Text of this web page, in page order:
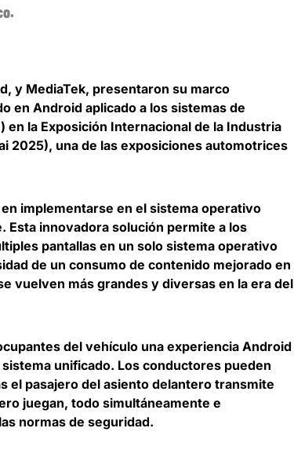
y MediaTek, presentaron su marco
en Android aplicado a los sistemas de
la Exposición Internacional de la Industria
2025), una de las exposiciones automotrices
implementarse en el sistema operativo
Esta innovadora solución permite a los
pantallas en un solo sistema operativo
de un consumo de contenido mejorado en
vuelven más grandes y diversas en la era del
del vehículo una experiencia Android
unificado. Los conductores pueden
el pasajero del asiento delantero transmite
juegan, todo simultáneamente e
normas de seguridad.